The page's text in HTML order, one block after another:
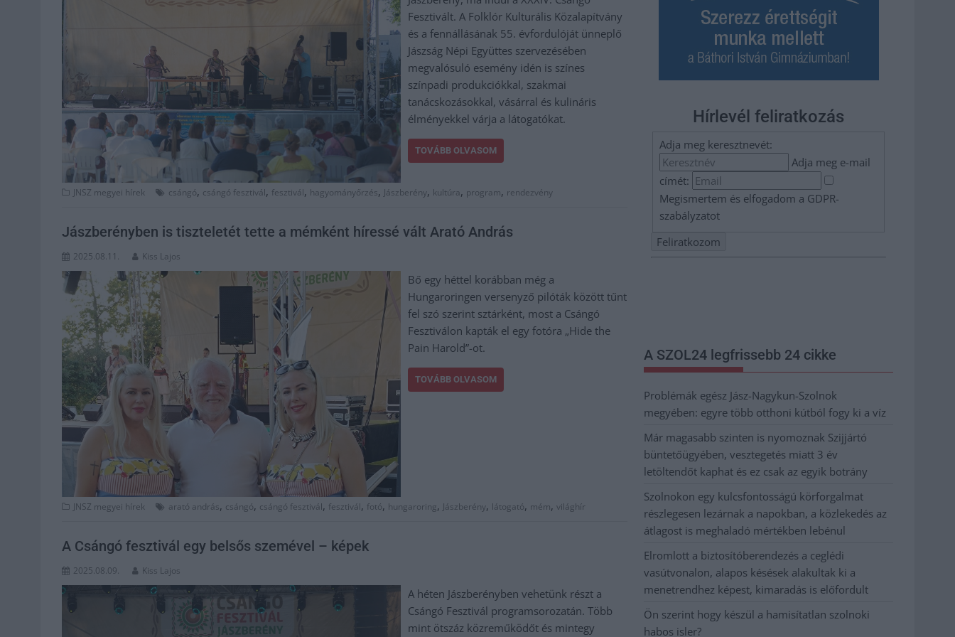
Fesztivált. A Folklór Kulturális Közalapítvány
és a fennállásának 55. évfordulóját ünneplő
Jászság Népi Együttes szervezésében
megvalósuló esemény idén is színes
színpadi produkciókkal, szakmai
tanácskozásokkal, vásárral és kulináris
élményekkel várja a látogatókat.
TOVÁBB OLVASOM
JNSZ megyei hírek csángó, csángó fesztivál, fesztivál, hagyományőrzés, Jászberény, kultúra, program, rendezvény
Jászberényben is tiszteletét tette a mémként híressé vált Arató András
2025.08.11. Kiss Lajos
Bő egy héttel korábban még a
Hungaroringen versenyző pilóták között tűnt
fel szó szerint sztárként, most a Csángó
Fesztiválon kapták el egy fotóra „Hide the
Pain Harold”-ot.
TOVÁBB OLVASOM
JNSZ megyei hírek arató andrás, csángó, csángó fesztivál, fesztivál, fotó, hungaroring, Jászberény, látogató, mém, világhír
A Csángó fesztivál egy belsős szemével – képek
2025.08.09. Kiss Lajos
A héten Jászberényben vehetünk részt a
Csángó Fesztivál programsorozatán. Több
mint ötszáz közreműködőt és mintegy
Hírlevél feliratkozás
Adja meg keresztnevét:
Adja meg e-mail
címét:
Megismertem és elfogadom a GDPR-
szabályzatot
A SZOL24 legfrissebb 24 cikke
Problémák egész Jász-Nagykun-Szolnok
megyében: egyre több otthoni kútból fogy ki a víz
Már magasabb szinten is nyomoznak Szijjártó
büntetőügyében, vesztegetés miatt 3 év
letöltendőt kaphat és ez csak az egyik botrány
Szolnokon egy kulcsfontosságú körforgalmat
részlegesen lezárnak a napokban, a közlekedés az
átlagost is meghaladó mértékben lebénul
Elromlott a biztosítóberendezés a ceglédi
vasútvonalon, alapos késések alakultak ki a
menetrendhez képest, kimaradás is előfordult
Ön szerint hogy készül a hamisítatlan szolnoki
habos isler?